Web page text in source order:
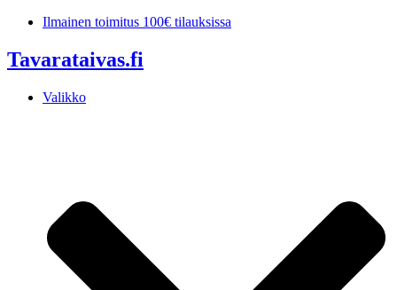
Mene
Ilmainen toimitus 100€ tilauksissa
Tavarataivas.fi
Valikko